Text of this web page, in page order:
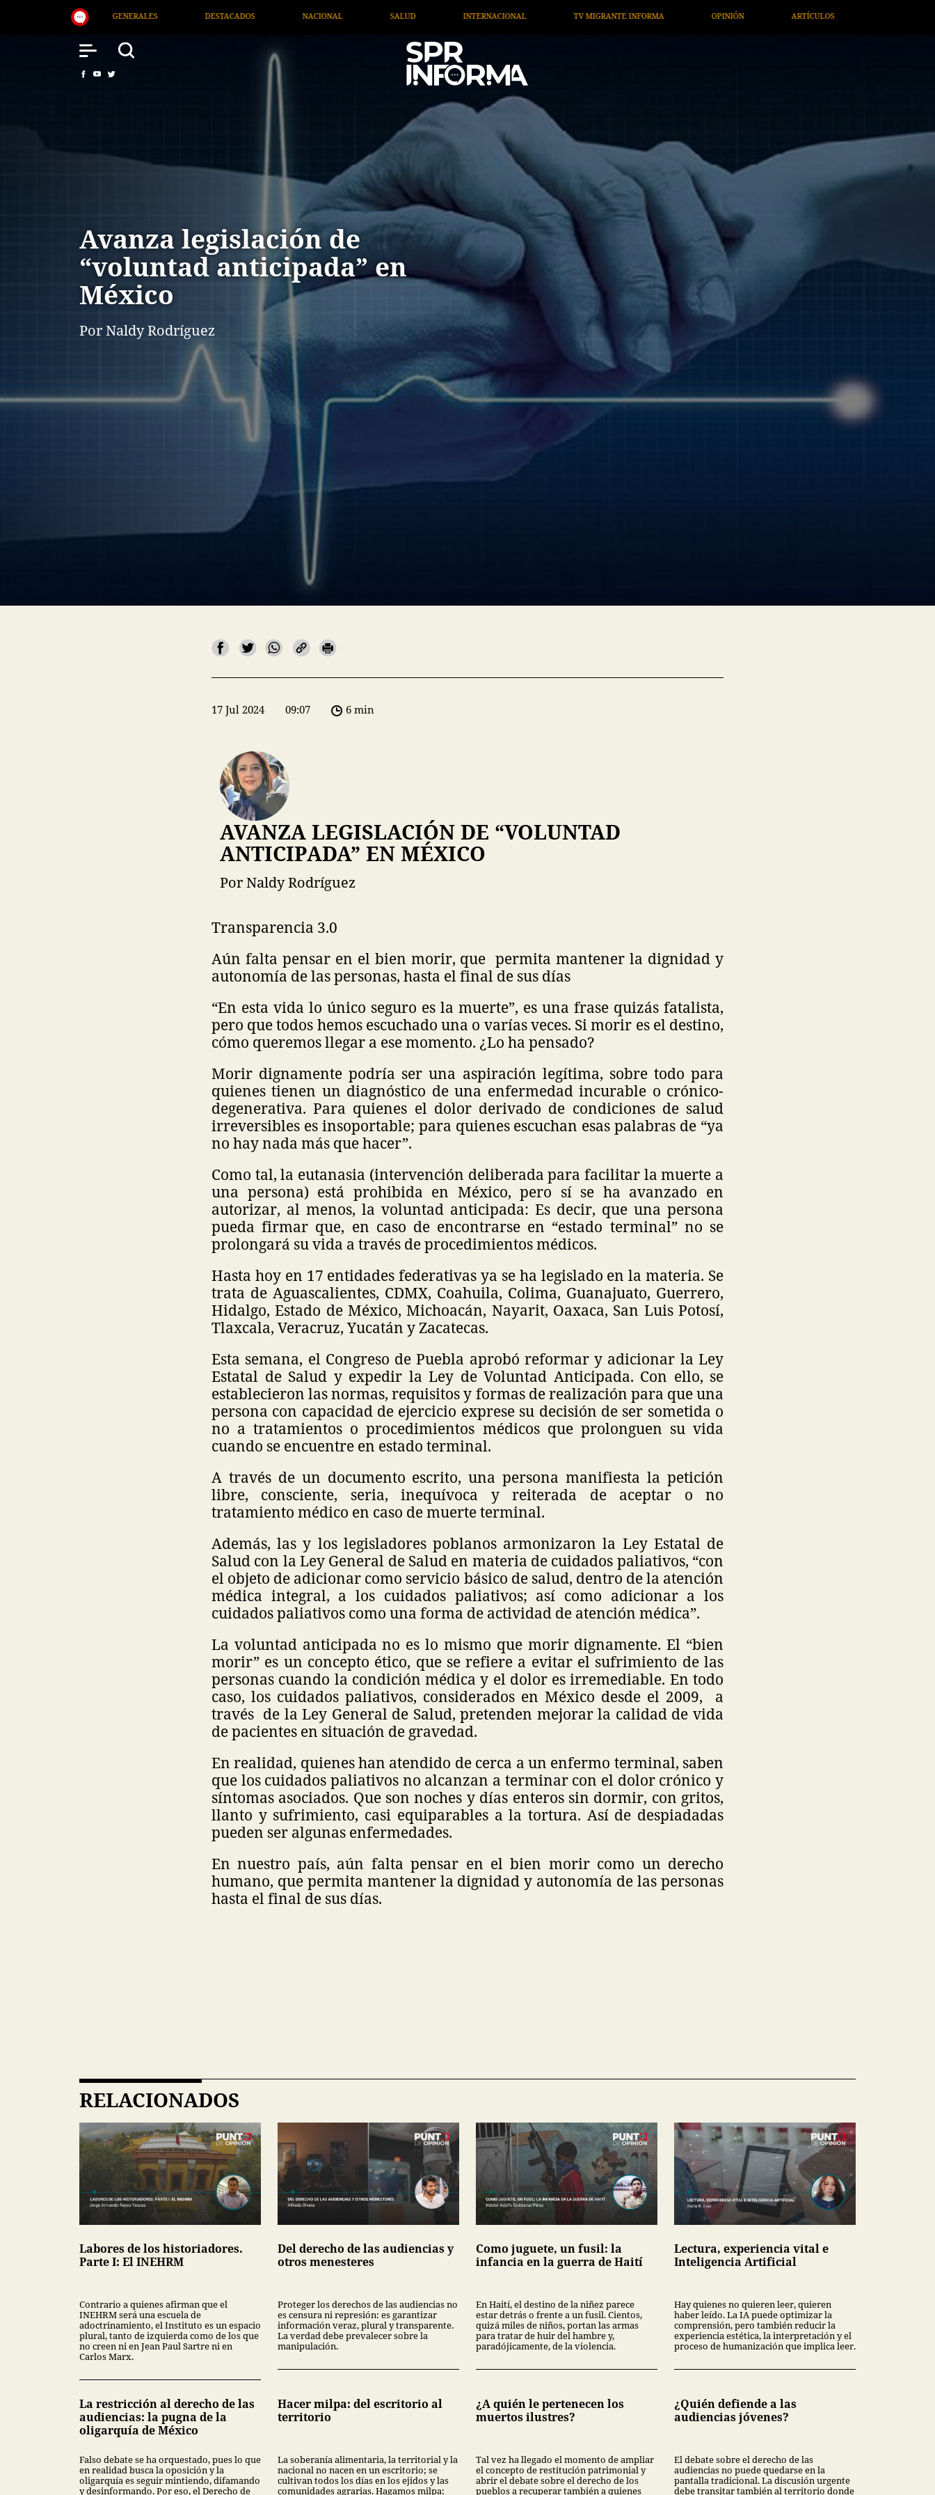
DESTACADOS NACIONAL SALUD INTERNACIONAL TV MIGRANTE INFORMA ARTÍCULOS ARTE / ENTRETENIMIENTO
Avanza legislación de
“voluntad anticipada” en
México
Por Naldy Rodríguez
17 Jul 2024 09:07 6 min
AVANZA LEGISLACIÓN DE “VOLUNTAD
ANTICIPADA” EN MÉXICO
Por Naldy Rodríguez
Transparencia 3.0
Aún falta pensar en el bien morir, que permita mantener la dignidad y
autonomía de las personas, hasta el final de sus días
“En esta vida lo único seguro es la muerte”, es una frase quizás fatalista,
pero que todos hemos escuchado una o varías veces. Si morir es el destino,
cómo queremos llegar a ese momento. ¿Lo ha pensado?
Morir dignamente podría ser una aspiración legítima, sobre todo para
quienes tienen un diagnóstico de una enfermedad incurable o crónico-
degenerativa. Para quienes el dolor derivado de condiciones de salud
irreversibles es insoportable; para quienes escuchan esas palabras de “ya
no hay nada más que hacer”.
Como tal, la eutanasia (intervención deliberada para facilitar la muerte a
una persona) está prohibida en México, pero sí se ha avanzado en
autorizar, al menos, la voluntad anticipada: Es decir, que una persona
pueda firmar que, en caso de encontrarse en “estado terminal” no se
prolongará su vida a través de procedimientos médicos.
Hasta hoy en 17 entidades federativas ya se ha legislado en la materia. Se
trata de Aguascalientes, CDMX, Coahuila, Colima, Guanajuato, Guerrero,
Hidalgo, Estado de México, Michoacán, Nayarit, Oaxaca, San Luis Potosí,
Tlaxcala, Veracruz, Yucatán y Zacatecas.
Esta semana, el Congreso de Puebla aprobó reformar y adicionar la Ley
Estatal de Salud y expedir la Ley de Voluntad Anticipada. Con ello, se
establecieron las normas, requisitos y formas de realización para que una
persona con capacidad de ejercicio exprese su decisión de ser sometida o
no a tratamientos o procedimientos médicos que prolonguen su vida
cuando se encuentre en estado terminal.
A través de un documento escrito, una persona manifiesta la petición
libre, consciente, seria, inequívoca y reiterada de aceptar o no
tratamiento médico en caso de muerte terminal.
Además, las y los legisladores poblanos armonizaron la Ley Estatal de
Salud con la Ley General de Salud en materia de cuidados paliativos, “con
el objeto de adicionar como servicio básico de salud, dentro de la atención
médica integral, a los cuidados paliativos; así como adicionar a los
cuidados paliativos como una forma de actividad de atención médica”.
La voluntad anticipada no es lo mismo que morir dignamente. El “bien
morir” es un concepto ético, que se refiere a evitar el sufrimiento de las
personas cuando la condición médica y el dolor es irremediable. En todo
caso, los cuidados paliativos, considerados en México desde el 2009, a
través de la Ley General de Salud, pretenden mejorar la calidad de vida
de pacientes en situación de gravedad.
En realidad, quienes han atendido de cerca a un enfermo terminal, saben
que los cuidados paliativos no alcanzan a terminar con el dolor crónico y
síntomas asociados. Que son noches y días enteros sin dormir, con gritos,
llanto y sufrimiento, casi equiparables a la tortura. Así de despiadadas
pueden ser algunas enfermedades.
En nuestro país, aún falta pensar en el bien morir como un derecho
humano, que permita mantener la dignidad y autonomía de las personas
hasta el final de sus días.
RELACIONADOS
Labores de los historiadores.
Parte I: El INEHRM
Contrario a quienes afirman que el
INEHRM será una escuela de
adoctrinamiento, el Instituto es un espacio
plural, tanto de izquierda como de los que
no creen ni en Jean Paul Sartre ni en
Carlos Marx.
Del derecho de las audiencias y
otros menesteres
Proteger los derechos de las audiencias no
es censura ni represión: es garantizar
información veraz, plural y transparente.
La verdad debe prevalecer sobre la
manipulación.
Como juguete, un fusil: la
infancia en la guerra de Haití
En Haití, el destino de la niñez parece
estar detrás o frente a un fusil. Cientos,
quizá miles de niños, portan las armas
para tratar de huir del hambre y,
paradójicamente, de la violencia.
Lectura, experiencia vital e
Inteligencia Artificial
Hay quienes no quieren leer, quieren
haber leído. La IA puede optimizar la
comprensión, pero también reducir la
experiencia estética, la interpretación y el
proceso de humanización que implica leer.
La restricción al derecho de las
audiencias: la pugna de la
oligarquía de México
Falso debate se ha orquestado, pues lo que
en realidad busca la oposición y la
oligarquía es seguir mintiendo, difamando
y desinformando. Por eso, el Derecho de
Hacer milpa: del escritorio al
territorio
La soberanía alimentaria, la territorial y la
nacional no nacen en un escritorio; se
cultivan todos los días en los ejidos y las
comunidades agrarias. Hagamos milpa:
¿A quién le pertenecen los
muertos ilustres?
Tal vez ha llegado el momento de ampliar
el concepto de restitución patrimonial y
abrir el debate sobre el derecho de los
pueblos a recuperar también a quienes
¿Quién defiende a las
audiencias jóvenes?
El debate sobre el derecho de las
audiencias no puede quedarse en la
pantalla tradicional. La discusión urgente
debe transitar también al territorio donde